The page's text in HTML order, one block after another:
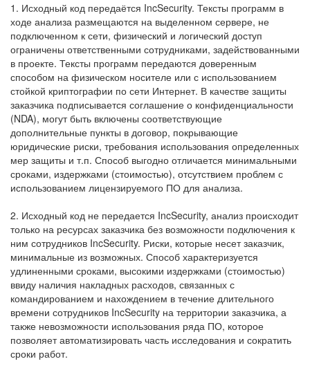
1. Исходный код передаётся IncSecurity. Тексты программ в
ходе анализа размещаются на выделенном сервере, не
подключенном к сети, физический и логический доступ
ограничены ответственными сотрудниками, задействованными
в проекте. Тексты программ передаются доверенным
способом на физическом носителе или с использованием
стойкой криптографии по сети Интернет. В качестве защиты
заказчика подписывается соглашение о конфиденциальности
(NDA), могут быть включены соответствующие
дополнительные пункты в договор, покрывающие
юридические риски, требования использования определенных
мер защиты и т.п. Способ выгодно отличается минимальными
сроками, издержками (стоимостью), отсутствием проблем с
использованием лицензируемого ПО для анализа.
2. Исходный код не передается IncSecurity, анализ происходит
только на ресурсах заказчика без возможности подключения к
ним сотрудников IncSecurity. Риски, которые несет заказчик,
минимальные из возможных. Способ характеризуется
удлиненными сроками, высокими издержками (стоимостью)
ввиду наличия накладных расходов, связанных с
командированием и нахождением в течение длительного
времени сотрудников IncSecurity на территории заказчика, а
также невозможности использования ряда ПО, которое
позволяет автоматизировать часть исследования и сократить
сроки работ.